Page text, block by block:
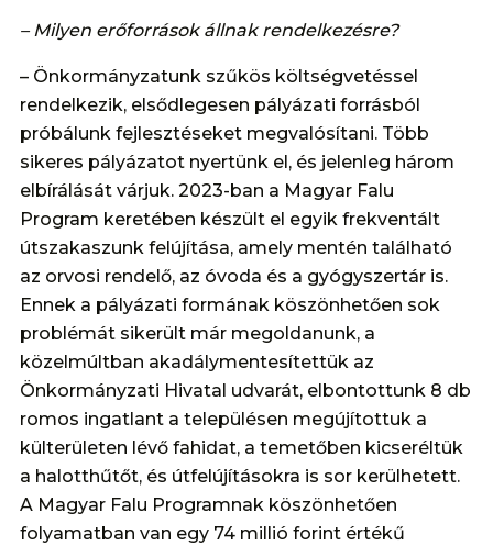
– Milyen erőforrások állnak rendelkezésre?
– Önkormányzatunk szűkös költségvetéssel
rendelkezik, elsődlegesen pályázati forrásból
próbálunk fejlesztéseket megvalósítani. Több
sikeres pályázatot nyertünk el, és jelenleg három
elbírálását várjuk. 2023-ban a Magyar Falu
Program keretében készült el egyik frekventált
útszakaszunk felújítása, amely mentén található
az orvosi rendelő, az óvoda és a gyógyszertár is.
Ennek a pályázati formának köszönhetően sok
problémát sikerült már megoldanunk, a
közelmúltban akadálymentesítettük az
Önkormányzati Hivatal udvarát, elbontottunk 8 db
romos ingatlant a településen megújítottuk a
külterületen lévő fahidat, a temetőben kicseréltük
a halotthűtőt, és útfelújításokra is sor kerülhetett.
A Magyar Falu Programnak köszönhetően
folyamatban van egy 74 millió forint értékű